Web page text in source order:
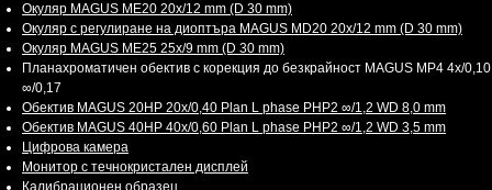
Окуляр MAGUS ME20 20х/12 mm (D 30 mm)
Окуляр с регулиране на диоптъра MAGUS MD20 20х/12 mm (D 30 mm)
Окуляр MAGUS ME25 25х/9 mm (D 30 mm)
Планахроматичен обектив с корекция до безкрайност MAGUS MP4 4х/0,10
∞/0,17
Обектив MAGUS 20HP 20х/0,40 Plan L phase PHP2 ∞/1,2 WD 8,0 mm
Обектив MAGUS 40HP 40х/0,60 Plan L phase PHP2 ∞/1,2 WD 3,5 mm
Цифрова камера
Монитор с течнокристален дисплей